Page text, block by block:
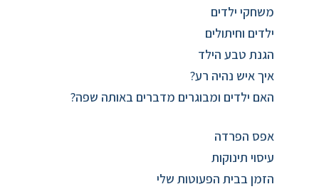
משחקי ילדים
ילדים וחיתולים
הגנת טבע הילד
איך איש נהיה רע?
האם ילדים ומבוגרים מדברים באותה שפה?
אפס הפרדה
עיסוי תינוקות
הזמן בבית הפעוטות שלי